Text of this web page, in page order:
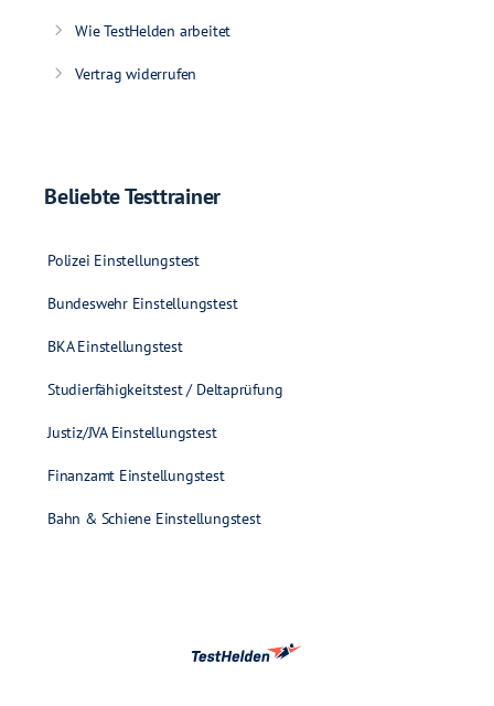
Wie TestHelden arbeitet
Vertrag widerrufen
Beliebte Testtrainer
Polizei Einstellungstest
Bundeswehr Einstellungstest
BKA Einstellungstest
Studierfähigkeitstest / Deltaprüfung
Justiz/JVA Einstellungstest
Finanzamt Einstellungstest
Bahn & Schiene Einstellungstest